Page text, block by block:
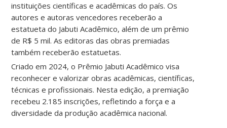
instituições científicas e acadêmicas do país. Os
autores e autoras vencedores receberão a
estatueta do Jabuti Acadêmico, além de um prêmio
de R$ 5 mil. As editoras das obras premiadas
também receberão estatuetas.
Criado em 2024, o Prêmio Jabuti Acadêmico visa
reconhecer e valorizar obras acadêmicas, científicas,
técnicas e profissionais. Nesta edição, a premiação
recebeu 2.185 inscrições, refletindo a força e a
diversidade da produção acadêmica nacional.